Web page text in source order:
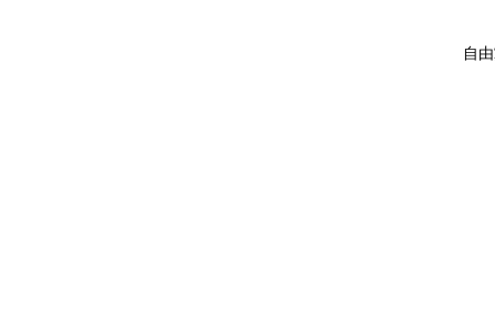
自